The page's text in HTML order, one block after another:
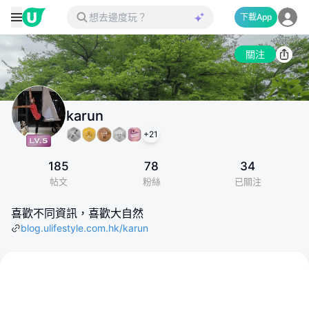
下載App
關注
karun
+21
185
帖文
78
粉絲
34
已關注
喜歡不同資訊，喜歡大自然
blog.ulifestyle.com.hk/karun